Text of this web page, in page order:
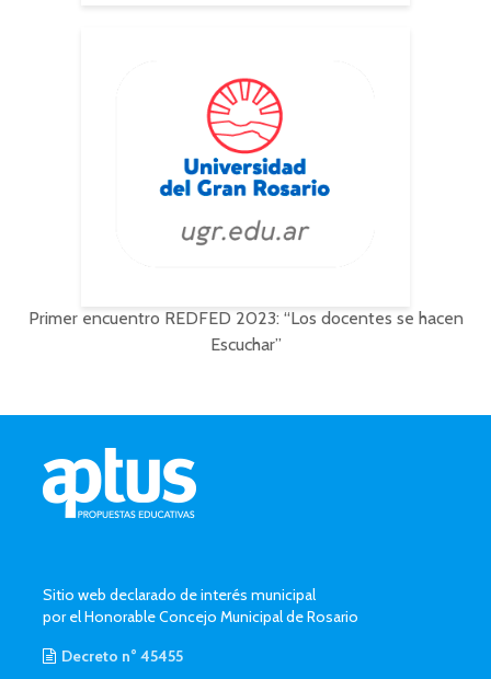
Primer encuentro REDFED 2023: “Los docentes se hacen
Escuchar”
Sitio web declarado de interés municipal
por el Honorable Concejo Municipal de Rosario
Decreto n° 45455